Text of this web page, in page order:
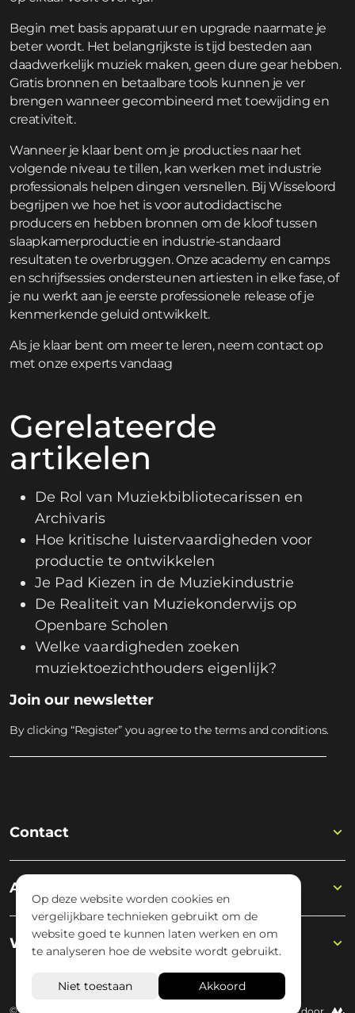
Begin met basis apparatuur en upgrade naarmate je
beter wordt. Het belangrijkste is tijd besteden aan
daadwerkelijk muziek maken, geen dure gear hebben.
Gratis bronnen en betaalbare tools kunnen je ver
brengen wanneer gecombineerd met toewijding en
creativiteit.
Wanneer je klaar bent om je producties naar het
volgende niveau te tillen, kan werken met industrie
professionals helpen dingen versnellen. Bij Wisseloord
begrijpen we hoe het is voor autodidactische
producers en hebben bronnen om de kloof tussen
slaapkamerproductie en industrie-standaard
resultaten te overbruggen. Onze academy encamps
en schrijfsessies ondersteunen artiesten in elke fase, of
je nu werkt aan je eerste professionele release of je
kenmerkende geluid ontwikkelt.
Als je klaar bent om meer te leren, neem contact op
met onze experts vandaag
Gerelateerde
artikelen
De Rol van Muziekbibliotecarissen en
Archivaris
Hoe kritische luistervaardigheden voor
productie te ontwikkelen
Je Pad Kiezen in de Muziekindustrie
De Realiteit van Muziekonderwijs op
Openbare Scholen
Welke vaardigheden zoeken
muziektoezichthouders eigenlijk?
Join our newsletter
By clicking “Register” you agree to the terms and conditions.
Contact
Academy
Wisseloord
© 2026 Wisseloord
Op deze website worden cookies en
vergelijkbare technieken gebruikt om de
website goed te kunnen laten werken en om
te analyseren hoe de website wordt gebruikt.